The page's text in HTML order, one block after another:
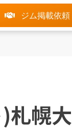
ジム掲載依頼
札幌大